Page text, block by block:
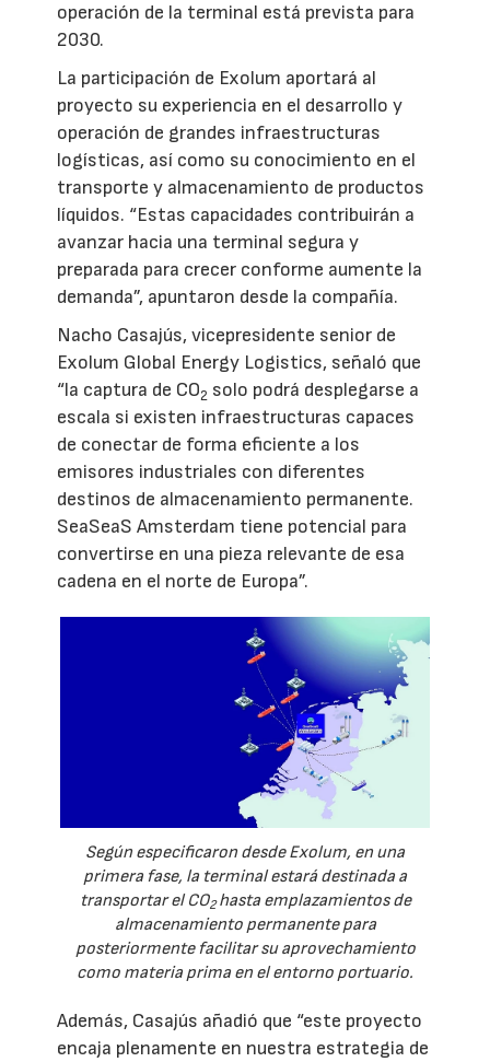
operación de la terminal está prevista para
2030.
La participación de Exolum aportará al
proyecto su experiencia en el desarrollo y
operación de grandes infraestructuras
logísticas, así como su conocimiento en el
transporte y almacenamiento de productos
líquidos. “Estas capacidades contribuirán a
avanzar hacia una terminal segura y
preparada para crecer conforme aumente la
demanda”, apuntaron desde la compañía.
Nacho Casajús, vicepresidente senior de
Exolum Global Energy Logistics, señaló que
“la captura de CO2 solo podrá desplegarse a
escala si existen infraestructuras capaces
de conectar de forma eficiente a los
emisores industriales con diferentes
destinos de almacenamiento permanente.
SeaSeaS Amsterdam tiene potencial para
convertirse en una pieza relevante de esa
cadena en el norte de Europa”.
Según especificaron desde Exolum, en una
primera fase, la terminal estará destinada a
transportar el CO2hasta emplazamientos de
almacenamiento permanente para
posteriormente facilitar su aprovechamiento
como materia prima en el entorno portuario.
Además, Casajús añadió que “este proyecto
encaja plenamente en nuestra estrategia de